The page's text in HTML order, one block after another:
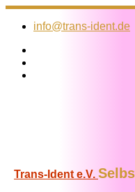
Zum
Inhalt
info@trans-ident.de
Trans-Ident e.V.